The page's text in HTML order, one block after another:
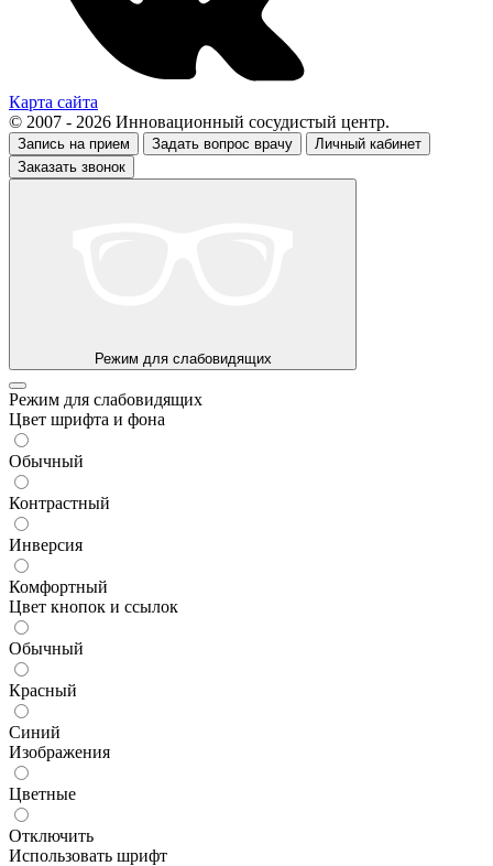
Карта сайта
© 2007 - 2026 Инновационный сосудистый центр.
Запись на прием Задать вопрос врачу
Личный кабинет
Заказать звонок
Режим для слабовидящих
Режим для слабовидящих
Цвет шрифта и фона
Обычный
Контрастный
Инверсия
Комфортный
Цвет кнопок и ссылок
Обычный
Красный
Синий
Изображения
Цветные
Отключить
Использовать шрифт